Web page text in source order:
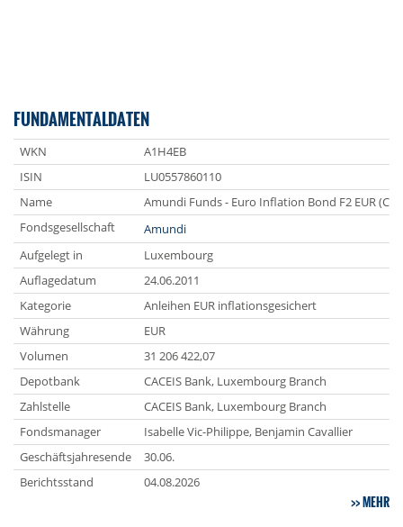
FUNDAMENTALDATEN
WKN
A1H4EB
ISIN
LU0557860110
Name
Amundi Funds - Euro Inflation Bond F2 EUR (C)
Fondsgesellschaft
Amundi
Aufgelegt in
Luxembourg
Auflagedatum
24.06.2011
Kategorie
Anleihen EUR inflationsgesichert
Währung
EUR
Volumen
31 206 422,07
Depotbank
CACEIS Bank, Luxembourg Branch
Zahlstelle
CACEIS Bank, Luxembourg Branch
Fondsmanager
Isabelle Vic-Philippe, Benjamin Cavallier
Geschäftsjahresende
30.06.
Berichtsstand
04.08.2026
MEHR